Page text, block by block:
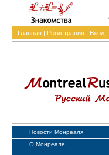
Главная| Регистрация| Вход
Новости Монреаля
О Монреале